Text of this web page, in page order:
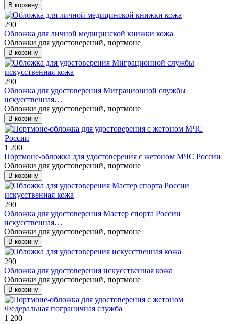
В корзину
290
Обложка для личной медицинской книжки кожа
Обложки для удостоверений, портмоне
В корзину
290
Обложка для удостоверения Миграционной службы
искусственная…
Обложки для удостоверений, портмоне
В корзину
1 200
Портмоне-обложка для удостоверения с жетоном МЧС России
Обложки для удостоверений, портмоне
В корзину
290
Обложка для удостоверения Мастер спорта России
искусственная…
Обложки для удостоверений, портмоне
В корзину
290
Обложка для удостоверения искусственная кожа
Обложки для удостоверений, портмоне
В корзину
1 200